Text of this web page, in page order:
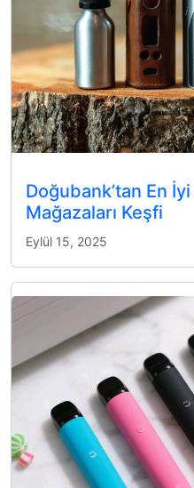
Doğubank’tan En
Mağazaları Keşfi
Eylül 15, 2025